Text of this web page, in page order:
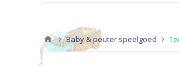
Baby & peuter speelgoed